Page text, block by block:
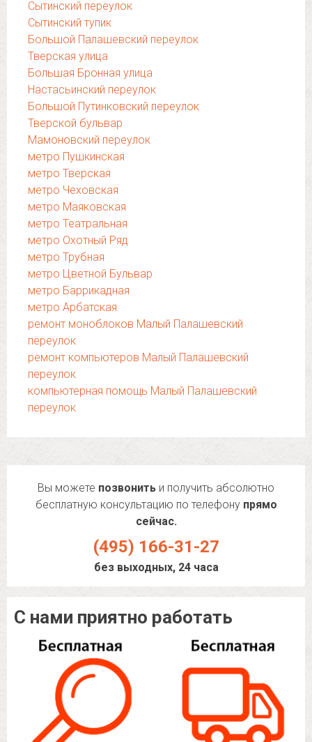
Сытинский переулок
Сытинский тупик
Большой Палашевский переулок
Тверская улица
Большая Бронная улица
Настасьинский переулок
Большой Путинковский переулок
Тверской бульвар
Мамоновский переулок
метро Пушкинская
метро Тверская
метро Чеховская
метро Маяковская
метро Театральная
метро Охотный Ряд
метро Трубная
метро Цветной Бульвар
метро Баррикадная
метро Арбатская
ремонт моноблоков Малый Палашевский
переулок
ремонт компьютеров Малый Палашевский
переулок
компьютерная помощь Малый Палашевский
переулок
Вы можете позвонить и получить абсолютно
бесплатную консультацию по телефону прямо
сейчас.
(495) 166-31-27
без выходных, 24 часа
С нами приятно работать